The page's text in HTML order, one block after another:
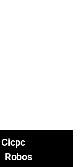
Cicpc
Robos